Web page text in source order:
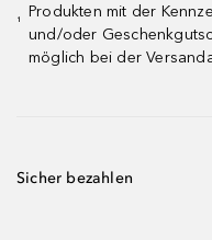
¹
Produkten mit der
und/oder
möglich bei der
Sicher bezahlen